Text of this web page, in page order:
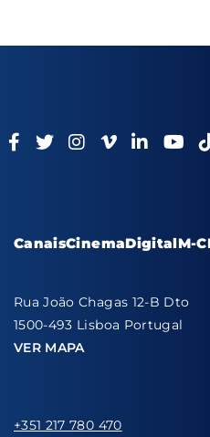
CanaisCinemaDigitalM-
Rua João Chagas 12-B Dto
1500-493 Lisboa Portugal
VER MAPA
+351 217 780 470